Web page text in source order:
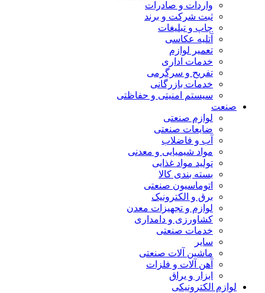
واردات و صادرات
ثبت شرکت و برند
چاپ و تبلیغات
آتلیه عکاسی
تعمیر لوازم
خدمات اداری
تفریح و سرگرمی
خدمات بازرگانی
سیستم امنیتی و حفاظتی
صنعت
لوازم صنعتی
ضایعات صنعتی
آب و فاضلاب
مواد شیمیایی و معدنی
تولید مواد غذایی
بسته بندی کالا
اتوماسیون صنعتی
برق و الکترونیک
لوازم و تجهیزات معدن
کشاورزی و دامداری
خدمات صنعتی
سایر
ماشین آلات صنعتی
آهن آلات و فلزات
ابزار و یراق
لوازم الکترونیکی